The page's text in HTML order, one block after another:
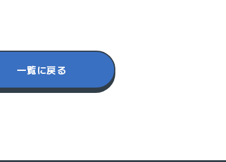
一覧に戻る